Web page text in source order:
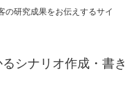
の研究成果をお伝えするサイ
シナリオ作成・書き